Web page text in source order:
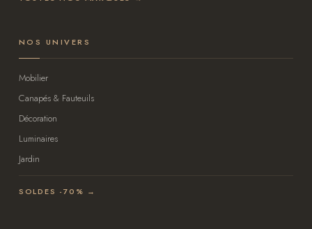
NOS UNIVERS
Mobilier
Canapés & Fauteuils
Décoration
Luminaires
Jardin
SOLDES -70% →